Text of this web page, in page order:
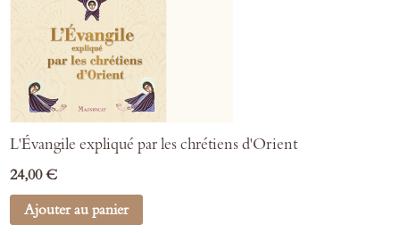
L'Évangile expliqué par les chrétiens d'Orient
24,00 €
Ajouter au panier